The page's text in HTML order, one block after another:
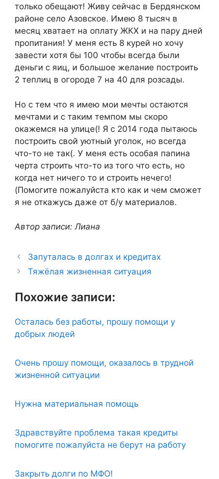
только обещают! Живу сейчас в Бердянском
районе село Азовское. Имею 8 тысяч в
месяц хватает на оплату ЖКХ и на пару дней
пропитания! У меня есть 8 курей но хочу
завести хотя бы 100 чтобы всегда были
деньги с яиц, и большое желание построить
2 теплиц в огороде 7 на 40 для розсады.
Но с тем что я имею мои мечты остаются
мечтами и с таким темпом мы скоро
окажемся на улице(! Я с 2014 года пытаюсь
построить свой уютный уголок, но всегда
что-то не так(. У меня есть особая папина
черта строить что-то из того что есть, но
когда нет ничего то и строить нечего!
(Помогите пожалуйста кто как и чем сможет
я не откажусь даже от б/у материалов.
Автор записи: Лиана
Запуталась в долгах и кредитах
Тяжёлая жизненная ситуация
Похожие записи:
Осталась без работы, прошу помощи у
добрых людей
Очень прошу помощи, оказалось в трудной
жизненной ситуации
Нужна материальная помощь
Здравствуйте проблема такая кредиты
помогите пожалуйста не берут на работу
Закрыть долги по МФО!